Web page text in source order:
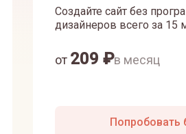
Создайте сайт без
дизайнеров всего за 15
от 209 ₽в месяц
Попробовать